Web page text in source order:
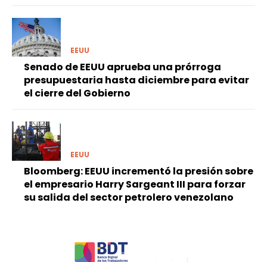
EEUU
Senado de EEUU aprueba una prórroga
presupuestaria hasta diciembre para evitar
el cierre del Gobierno
EEUU
Bloomberg: EEUU incrementó la presión sobre
el empresario Harry Sargeant III para forzar
su salida del sector petrolero venezolano